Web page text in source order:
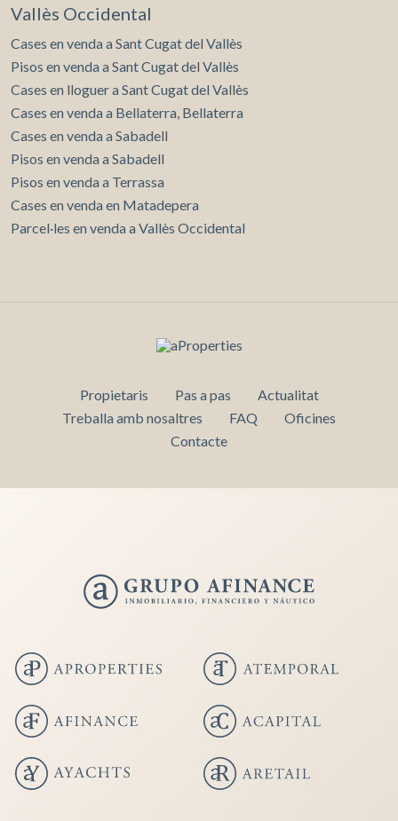
Vallès Occidental
Cases en venda a Sant Cugat del Vallès
Pisos en venda a Sant Cugat del Vallès
Cases en lloguer a Sant Cugat del Vallès
Cases en venda a Bellaterra, Bellaterra
Cases en venda a Sabadell
Pisos en venda a Sabadell
Pisos en venda a Terrassa
Cases en venda en Matadepera
Parcel·les en venda a Vallès Occidental
Propietaris Pas a pas
Actualitat
Treballa amb nosaltres
FAQ
Oficines
Contacte
Guardar configuració Acceptar totes